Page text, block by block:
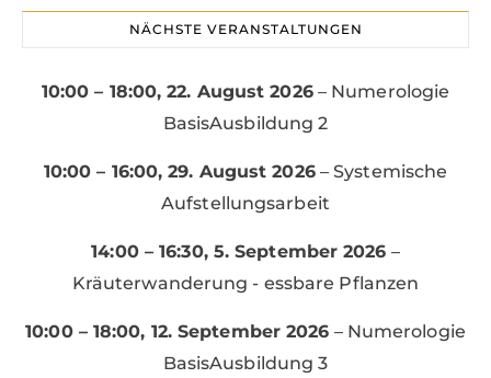
NÄCHSTE VERANSTALTUNGEN
10:00 – 18:00,22. August 2026– Numerologie
BasisAusbildung 2
10:00 – 16:00,29. August 2026–Systemische
Aufstellungsarbeit
14:00 – 16:30, 5. September 2026 –
Kräuterwanderung - essbare Pflanzen
10:00 – 18:00, 12. September 2026 – Numerologie
BasisAusbildung 3